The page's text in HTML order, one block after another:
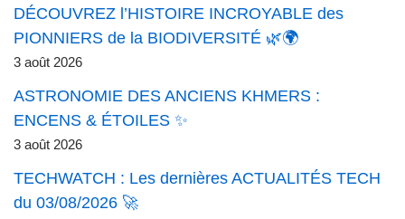
DÉCOUVREZ l’HISTOIRE INCROYABLE des
PIONNIERS de la BIODIVERSITÉ 🌿🌍
3 août 2026
ASTRONOMIE DES ANCIENS KHMERS :
ENCENS & ÉTOILES ✨
3 août 2026
TECHWATCH : Les dernières ACTUALITÉS TECH
du 03/08/2026 🚀